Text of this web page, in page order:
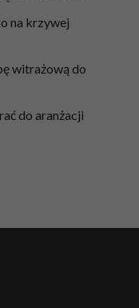
na krzywej
witrażową do
do aranżacji